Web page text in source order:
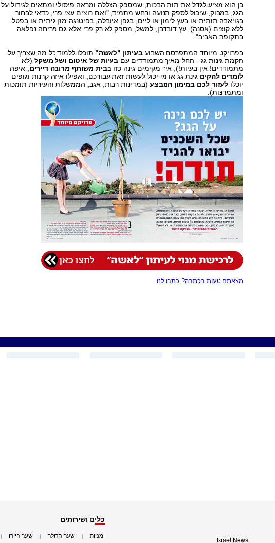
כן הוא מציע לגדל את תות הבכות, שמספק הצללה ומראה פיסולי ומתאים לגידול על
הגג, במבוק, שיכול לספק תנועה ורחש מתמיד, "ואם רוצים עצי פרי, כדאי לבחור
בגויאבה תותית או בעץ לימון או ליים, בגפן איזבלה, בפיטנגה מזן גיתית או בפטל
ללא קוצים (אסנה). עץ דובדבן, למשל, מספק לא רק פרי אלא גם פריחה נפלאה
בתקופת האביב".
בפרויקט מיוחד המתפרסם השבוע בעיתון "לאשה" תוכלו ללמוד כל מה שצריך על
הקמת גינות גג - החל מאיך מתמודדים עם בעיות של איטום ושל משקל(לא
מתמודדים! אין בעיות!), איך מקימים גינה כזו בבית משותף מרובה דיירים , איפה
לומדים להקים גינת גג או מי יכול לעשות זאת עבורכם, ואפילו איזה קרנות וגופים
יוכלו לעזור לכם במימון המבצע(במדינות רבות, אגב, הממשלות והעיריות תומכות
ומתמרצות).
מצאתם טעות בכתבה? כתבו לנו
Israel News
כלים ושירותים
מניות שער הדולר שער היורו